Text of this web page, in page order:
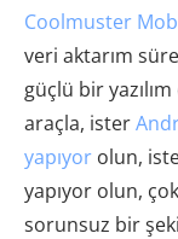
Coolmuster
veri aktarım
güçlü bir
araçla, ister
yapıyor olun,
yapıyor olun,
sorunsuz bir